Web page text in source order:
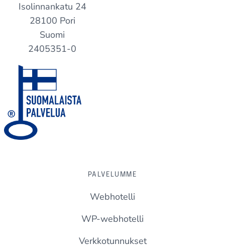
Isolinnankatu 24
28100 Pori
Suomi
2405351-0
PALVELUMME
Webhotelli
WP-webhotelli
Verkkotunnukset